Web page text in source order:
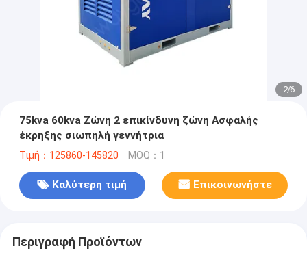
2/6
75kva 60kva Ζώνη 2 επικίνδυνη ζώνη Ασφαλής
έκρηξης σιωπηλή γεννήτρια
Τιμή：125860-145820 MOQ：1
Καλύτερη τιμή Επικοινωνήστε
Περιγραφή Προϊόντων